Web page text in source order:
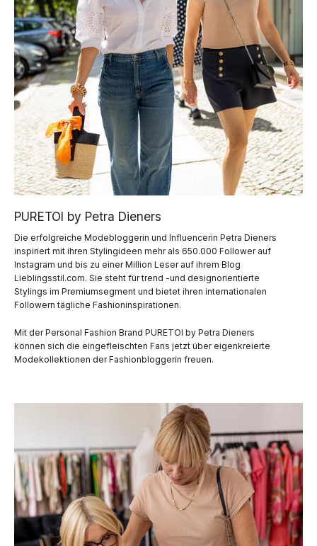
PURETOI by Petra Dieners
Die erfolgreiche Modebloggerin und Influencerin Petra Dieners
inspiriert mit ihren Stylingideen mehr als 650.000 Follower auf
Instagram und bis zu einer Million Leser auf ihrem Blog
Lieblingsstil.com. Sie steht für trend -und designorientierte
Stylings im Premiumsegment und bietet ihren internationalen
Followern tägliche Fashioninspirationen.
Mit der Personal Fashion Brand PURETOI by Petra Dieners
können sich die eingefleischten Fans jetzt über eigenkreierte
Modekollektionen der Fashionbloggerin freuen.